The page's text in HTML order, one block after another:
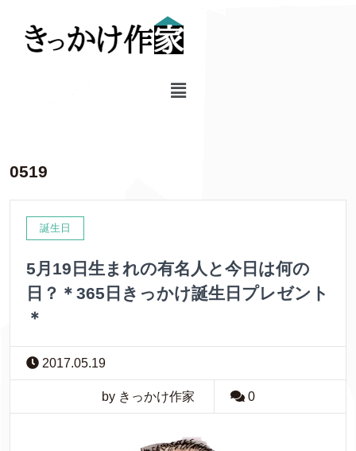
0519
誕生日
5月19日生まれの有名人と今日は何の
日？＊365日きっかけ誕生日プレゼント
＊
2017.05.19
by きっかけ作家 0